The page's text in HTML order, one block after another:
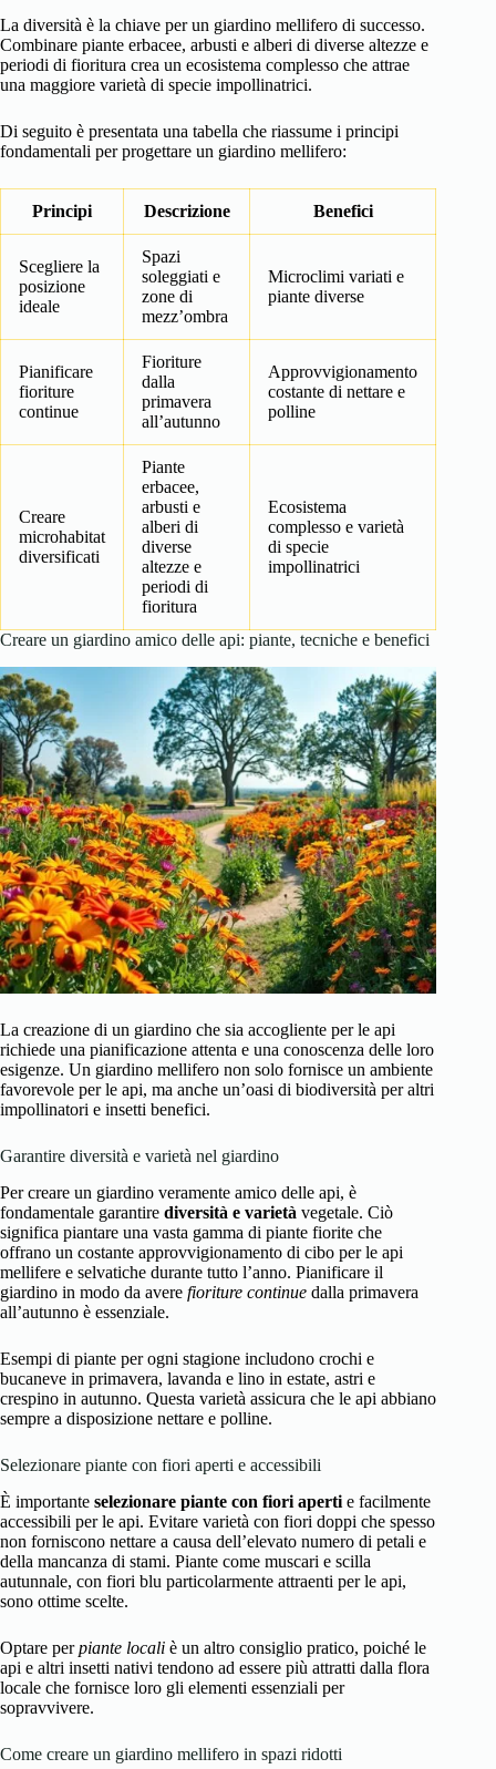
La diversità è la chiave per un giardino mellifero di successo.
Combinare piante erbacee, arbusti e alberi di diverse altezze e
periodi di fioritura crea un ecosistema complesso che attrae
una maggiore varietà di specie impollinatrici.
Di seguito è presentata una tabella che riassume i principi
fondamentali per progettare un giardino mellifero:
Principi Descrizione Benefici
Scegliere la
posizione
ideale
Spazi
soleggiati e
zone di
mezz’ombra
Microclimi variati e
piante diverse
Pianificare
fioriture
continue
Fioriture
dalla
primavera
all’autunno
Approvvigionamento
costante di nettare e
polline
Creare
microhabitat
diversificati
Piante
erbacee,
arbusti e
alberi di
diverse
altezze e
periodi di
fioritura
Ecosistema
complesso e varietà
di specie
impollinatrici
Creare un giardino amico delle api: piante, tecniche e benefici
La creazione di un giardino che sia accogliente per le api
richiede una pianificazione attenta e una conoscenza delle loro
esigenze. Un giardino mellifero non solo fornisce un ambiente
favorevole per le api, ma anche un’oasi di biodiversità per altri
impollinatori e insetti benefici.
Garantire diversità e varietà nel giardino
Per creare un giardino veramente amico delle api, è
fondamentale garantire diversità e varietà vegetale. Ciò
significa piantare una vasta gamma di piante fiorite che
offrano un costante approvvigionamento di cibo per le api
mellifere e selvatiche durante tutto l’anno. Pianificare il
giardino in modo da avere fioriture continue dalla primavera
all’autunno è essenziale.
Esempi di piante per ogni stagione includono crochi e
bucaneve in primavera, lavanda e lino in estate, astri e
crespino in autunno. Questa varietà assicura che le api abbiano
sempre a disposizione nettare e polline.
Selezionare piante con fiori aperti e accessibili
È importante selezionare piante con fiori aperti e facilmente
accessibili per le api. Evitare varietà con fiori doppi che spesso
non forniscono nettare a causa dell’elevato numero di petali e
della mancanza di stami. Piante come muscari e scilla
autunnale, con fiori blu particolarmente attraenti per le api,
sono ottime scelte.
Optare perpiante locali è un altro consiglio pratico, poiché le
api e altri insetti nativi tendono ad essere più attratti dalla flora
locale che fornisce loro gli elementi essenziali per
sopravvivere.
Come creare un giardino mellifero in spazi ridotti